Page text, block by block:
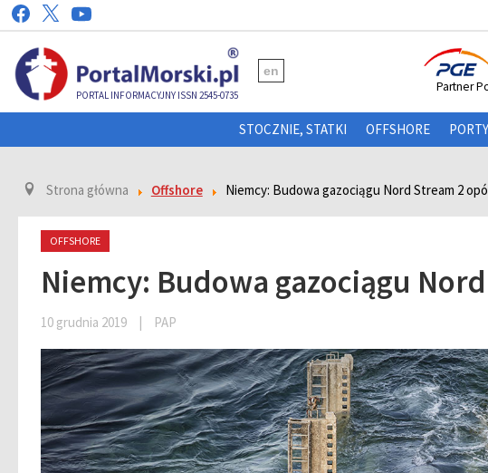
PORTAL INFORMACYJNY ISSN 2545-0735
en
Partner
STOCZNIE, STATKI OFFSHORE
Strona główna Offshore Niemcy: Budowa gazociągu Nord Stream 2
OFFSHORE
Niemcy: Budowa gazociągu
10 grudnia 2019 | PAP